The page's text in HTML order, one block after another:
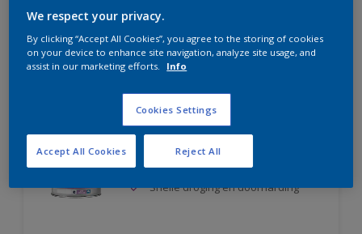
Rubbol BL Rezisto Satin
Extreem kras- en slijtvast
Huidvetresistente zijdeglanslak
Snelle droging en doorharding
We respect your privacy.
By clicking “Accept All Cookies”, you agree to the storing of cookies
on your device to enhance site navigation, analyze site usage, and
assist in our marketing efforts.
Info
Cookies Settings
Reject All
Accept All Cookies